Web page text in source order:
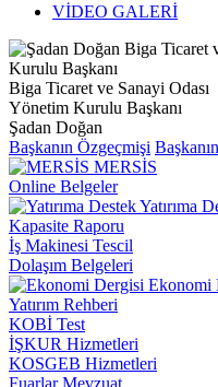
VİDEO GALERİ
Biga Ticaret ve Sanayi Odası
Yönetim Kurulu Başkanı
Şadan Doğan
Başkanın Özgeçmişi
MERSİS
Online Belgeler
Yatırıma
Kapasite Raporu
İş Makinesi Tescil
Dolaşım Belgeleri
Ekonomi
Yatırım Rehberi
KOBİ Test
İŞKUR Hizmetleri
KOSGEB Hizmetleri
Fuarlar Mevzuat